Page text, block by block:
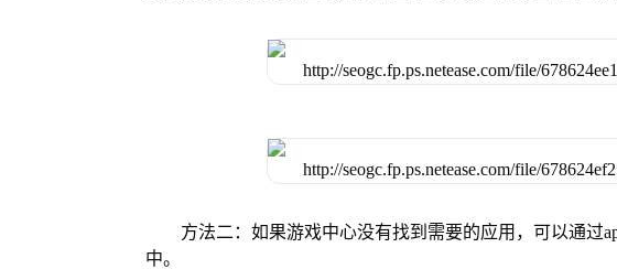
方法二：如果游戏中心没有找到需要的应用，可以通过
中。